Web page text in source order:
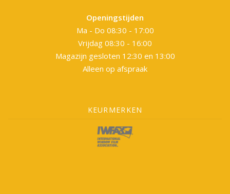
Openingstijden
Ma - Do 08:30 - 17:00
Vrijdag 08:30 - 16:00
Magazijn gesloten 12:30 en 13:00
Alleen op afspraak
KEURMERKEN